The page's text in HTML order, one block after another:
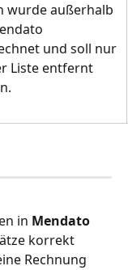
wurde außerhalb
und soll nur
Liste entfernt
in Mendato
korrekt
Rechnung